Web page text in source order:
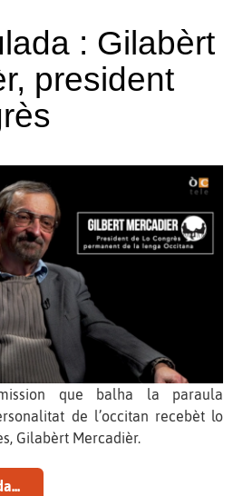
: Gilabèrt
president
que balha la paraula
de l’occitan recebèt lo
Gilabèrt Mercadièr.